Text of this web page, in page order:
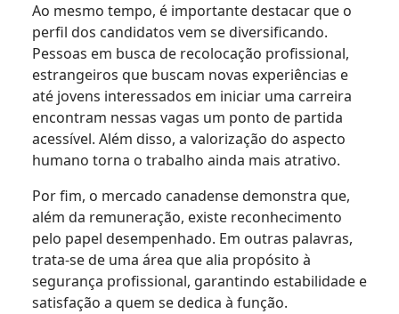
Ao mesmo tempo, é importante destacar que o
perfil dos candidatos vem se diversificando.
Pessoas em busca de recolocação profissional,
estrangeiros que buscam novas experiências e
até jovens interessados em iniciar uma carreira
encontram nessas vagas um ponto de partida
acessível. Além disso, a valorização do aspecto
humano torna o trabalho ainda mais atrativo.
Por fim, o mercado canadense demonstra que,
além da remuneração, existe reconhecimento
pelo papel desempenhado. Em outras palavras,
trata-se de uma área que alia propósito à
segurança profissional, garantindo estabilidade e
satisfação a quem se dedica à função.